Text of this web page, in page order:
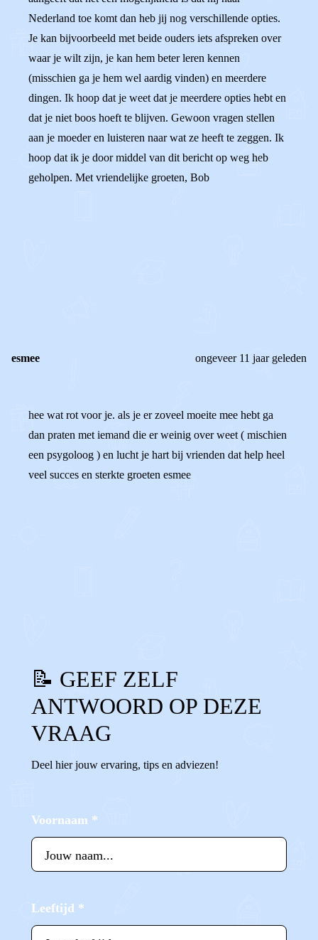
Nederland toe komt dan heb jij nog verschillende opties.
Je kan bijvoorbeeld met beide ouders iets afspreken over
waar je wilt zijn, je kan hem beter leren kennen
(misschien ga je hem wel aardig vinden) en meerdere
dingen. Ik hoop dat je weet dat je meerdere opties hebt en
dat je niet boos hoeft te blijven. Gewoon vragen stellen
aan je moeder en luisteren naar wat ze heeft te zeggen. Ik
hoop dat ik je door middel van dit bericht op weg heb
geholpen. Met vriendelijke groeten, Bob
esmee ongeveer 11 jaar geleden
hee wat rot voor je. als je er zoveel moeite mee hebt ga
dan praten met iemand die er weinig over weet ( mischien
een psygoloog ) en lucht je hart bij vrienden dat help heel
veel succes en sterkte groeten esmee
📝 GEEF ZELF
ANTWOORD OP DEZE
VRAAG
Deel hier jouw ervaring, tips en adviezen!
Voornaam *
Leeftijd *